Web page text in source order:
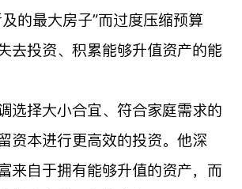
的最大房子”而过度压缩预算
去投资、积累能够升值资产的能
择大小合宜、符合家庭需求的
资本进行更高效的投资。他深
来自于拥有能够升值的资产，而